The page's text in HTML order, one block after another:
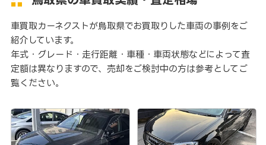
車買取カーネクストが鳥取県でお買取りした車両の事例をご
紹介しています。
年式・グレード・走行距離・車種・車両状態などによって査
定額は異なりますので、売却をご検討中の方は参考としてご
覧ください。